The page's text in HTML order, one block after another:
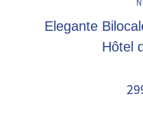
Elegante
Hôtel